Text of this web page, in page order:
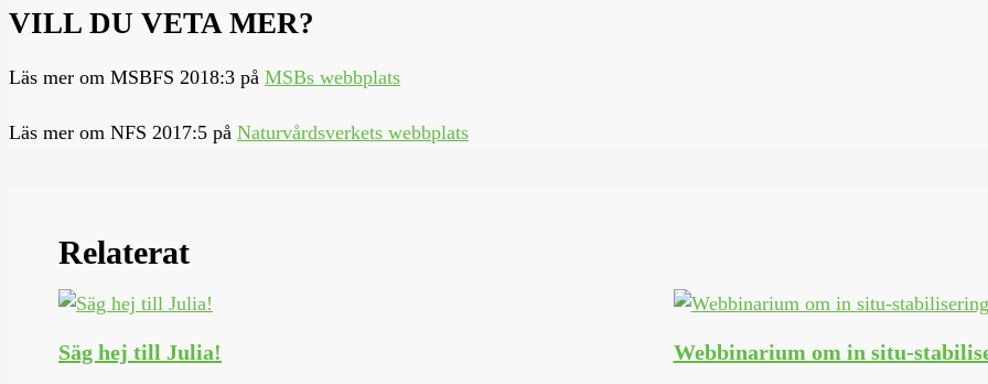
VILL DU VETA MER?
Läs mer om MSBFS 2018:3 på MSBs webbplats
Läs mer om NFS 2017:5 på Naturvårdsverkets webbplats
Relaterat
Säg hej till Julia! Webbinarium om in situ-